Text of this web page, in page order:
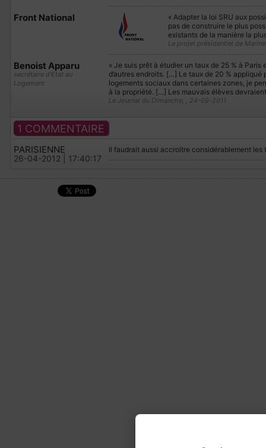
Front National
« Adapter la loi SRU aux
pas de construire le plus
existants de la manière la
Le projet présidentiel de Marine
Benoist Apparu
secrétaire d’Etat au
Logement
« Je suis prêt à étudier un taux de 25 % à
d’autres endroits. […] Le taux de 20 % appliqué
logements sociaux dans certaines zones, je
à la propriété. […] Les mauvais élèves
Le Journal du Dimanche, , 24-09-2011
1 COMMENTAIRE
PARISIENNE
26-04-2012 | 17:40:17
Il faudrait aussi accroitre considérablement les